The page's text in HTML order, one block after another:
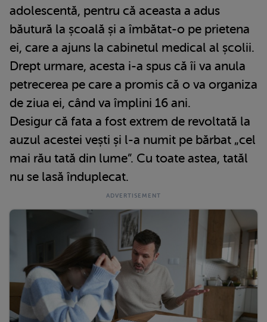
adolescentă, pentru că aceasta a adus
băutură la școală și a îmbătat-o pe prietena
ei, care a ajuns la cabinetul medical al școlii.
Drept urmare, acesta i-a spus că îi va anula
petrecerea pe care a promis că o va organiza
de ziua ei, când va împlini 16 ani.
Desigur că fata a fost extrem de revoltată la
auzul acestei vești și l-a numit pe bărbat „cel
mai rău tată din lume”. Cu toate astea, tatăl
nu se lasă înduplecat.